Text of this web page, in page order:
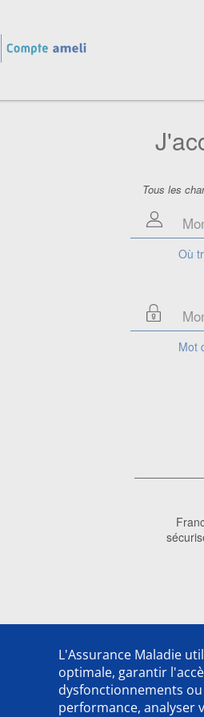
Tous les
Où
Mot
L'Assurance Maladie
optimale, garantir
dysfonctionnements
performance, analyser